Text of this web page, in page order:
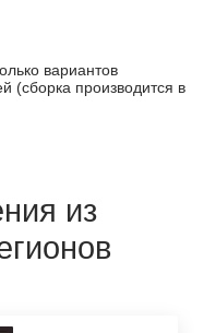
вариантов
(сборка производится в
из